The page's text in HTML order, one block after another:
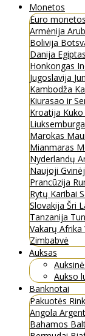
Monetos
Euro monetos
Armėnija
Bolivija
Danija Egiptas
Honkongas
Jugoslavija
Kambodža
Kiurasao ir
Kroatija
Marokas
Mianmaras
Nyderlandų
Naujoji
Prancūzija
Rytų Karibai
Slovakija Šri
Tanzanija
Vakarų Afrika
Zimbabvė
Auksas
Aukso
Banknotai
Pakuotės
Angola
Bahamos